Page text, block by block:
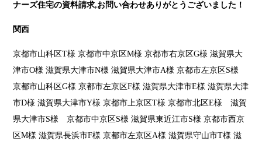
ナーズ住宅の資料請求,お問い合わせありがとうございました！
関西
京都市山科区T様 京都市中京区M様 京都市右京区G様 滋賀県大
津市O様 滋賀県大津市N様 滋賀県大津市A様 京都市左京区S様
京都市山科区G様 京都市左京区F様 滋賀県大津市E様 滋賀県大津
市D様 滋賀県大津市Y様 京都市上京区T様 京都市北区E様 滋賀
県大津市S様 京都市中京区S様 滋賀県東近江市S様 京都市西京
区M様 滋賀県長浜市F様 京都市左京区A様 滋賀県守山市T様 滋